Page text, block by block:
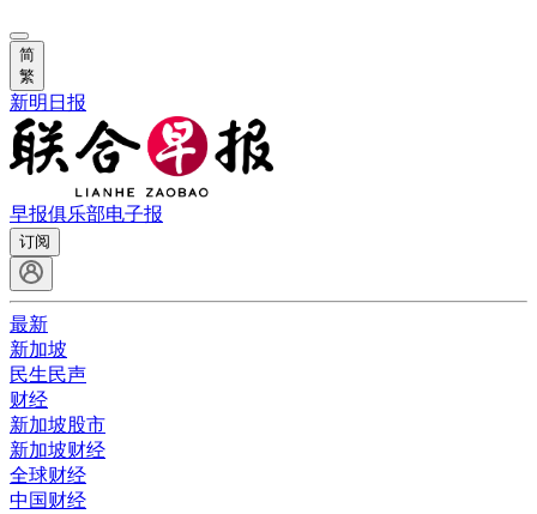
简
繁
新明日报
早报俱乐部电子报
订阅
最新
新加坡
民生民声
财经
新加坡股市
新加坡财经
全球财经
中国财经